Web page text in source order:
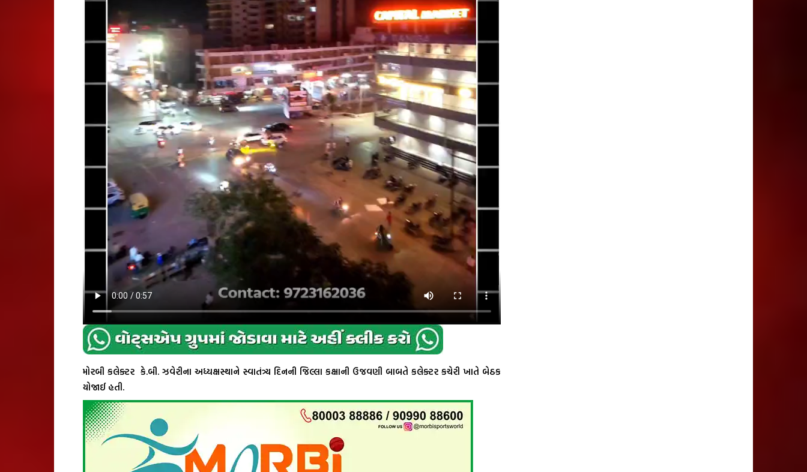
મોરબી કલેક્ટર કે.બી. ઝવેરીના અધ્યક્ષસ્થાને સ્વાતંત્ર્ય દિનની જિલ્લા કક્ષાની ઉજવણી બાબતે કલેક્ટર કચેરી ખાતે બેઠક
યોજાઈ હતી.